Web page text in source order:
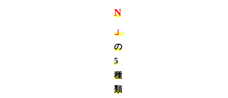
N
」
の
5
種
類